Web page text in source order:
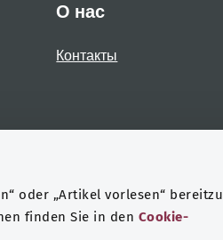
oder „Artikel vorlesen“
finden Sie in den Cookie-
О нас
Контакты